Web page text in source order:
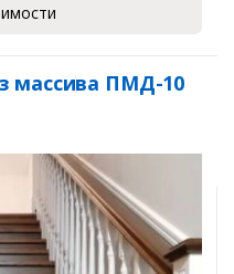
массива ПМД-10